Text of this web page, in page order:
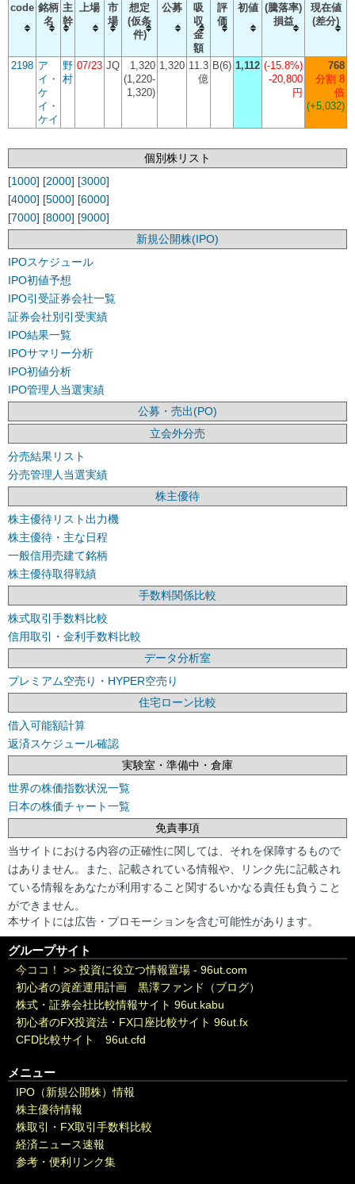
code 銘柄
名
主
幹
上場
市
場
想定
(仮条
件)
公募
吸
収
金
額
評
価
初値 (騰落率)
損益
現在値
(差分)
2198 ア
イ・
ケ
イ・
ケイ
野
村
07/23 JQ
1,320
(1,220-
1,320)
1,320 11.3
億
B(6) 1,112 (-15.8%)
-20,800
円
768
分割 8
倍
(+5,032)
個別株リスト
[1000] [2000] [3000]
[4000] [5000] [6000]
[7000] [8000] [9000]
新規公開株(IPO)
IPOスケジュール
IPO初値予想
IPO引受証券会社一覧
証券会社別引受実績
IPO結果一覧
IPOサマリー分析
IPO初値分析
IPO管理人当選実績
公募・売出(PO)
立会外分売
分売結果リスト
分売管理人当選実績
株主優待
株主優待リスト出力機
株主優待・主な日程
一般信用売建て銘柄
株主優待取得戦績
手数料関係比較
株式取引手数料比較
信用取引・金利手数料比較
データ分析室
プレミアム空売り・HYPER空売り
住宅ローン比較
借入可能額計算
返済スケジュール確認
実験室・準備中・倉庫
世界の株価指数状況一覧
日本の株価チャート一覧
免責事項
当サイトにおける内容の正確性に関しては、それを保障するもので
はありません。また、記載されている情報や、リンク先に記載され
ている情報をあなたが利用すること関するいかなる責任も負うこと
ができません。
本サイトには広告・プロモーションを含む可能性があります。
グループサイト
今ココ！ >> 投資に役立つ情報置場 - 96ut.com
初心者の資産運用計画 黒澤ファンド（ブログ）
株式・証券会社比較情報サイト 96ut.kabu
初心者のFX投資法・FX口座比較サイト 96ut.fx
CFD比較サイト 96ut.cfd
メニュー
IPO（新規公開株）情報
株主優待情報
株取引・FX取引手数料比較
経済ニュース速報
参考・便利リンク集